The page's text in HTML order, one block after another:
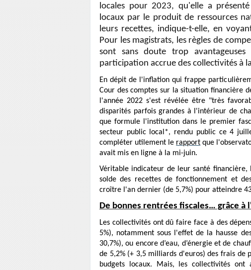
locales pour 2023, qu'elle a
locaux par le produit de ressources
leurs recettes, indique-t-elle, en
Pour les magistrats, les règles de
sont sans doute trop
participation accrue des collectivités à
En dépit de l'inflation qui frappe
Cour des comptes sur la situation financière
l'année 2022 s'est révélée être "très
disparités parfois grandes à l'intérieur de
que formule l'institution dans le premier
secteur public local*, rendu public ce 4
compléter utilement le rapport que
avait mis en ligne à la mi-juin.
Véritable indicateur de leur santé
solde des recettes de fonctionnement et
croître l'an dernier (de 5,7%) pour atteindre
De bonnes rentrées fiscales… grâce à
Les collectivités ont dû faire face à des
5%), notamment sous l'effet de la hausse
30,7%), ou encore d’eau, d’énergie et de
de 5,2% (+ 3,5 milliards d'euros) des frais de
budgets locaux. Mais, les collectivités